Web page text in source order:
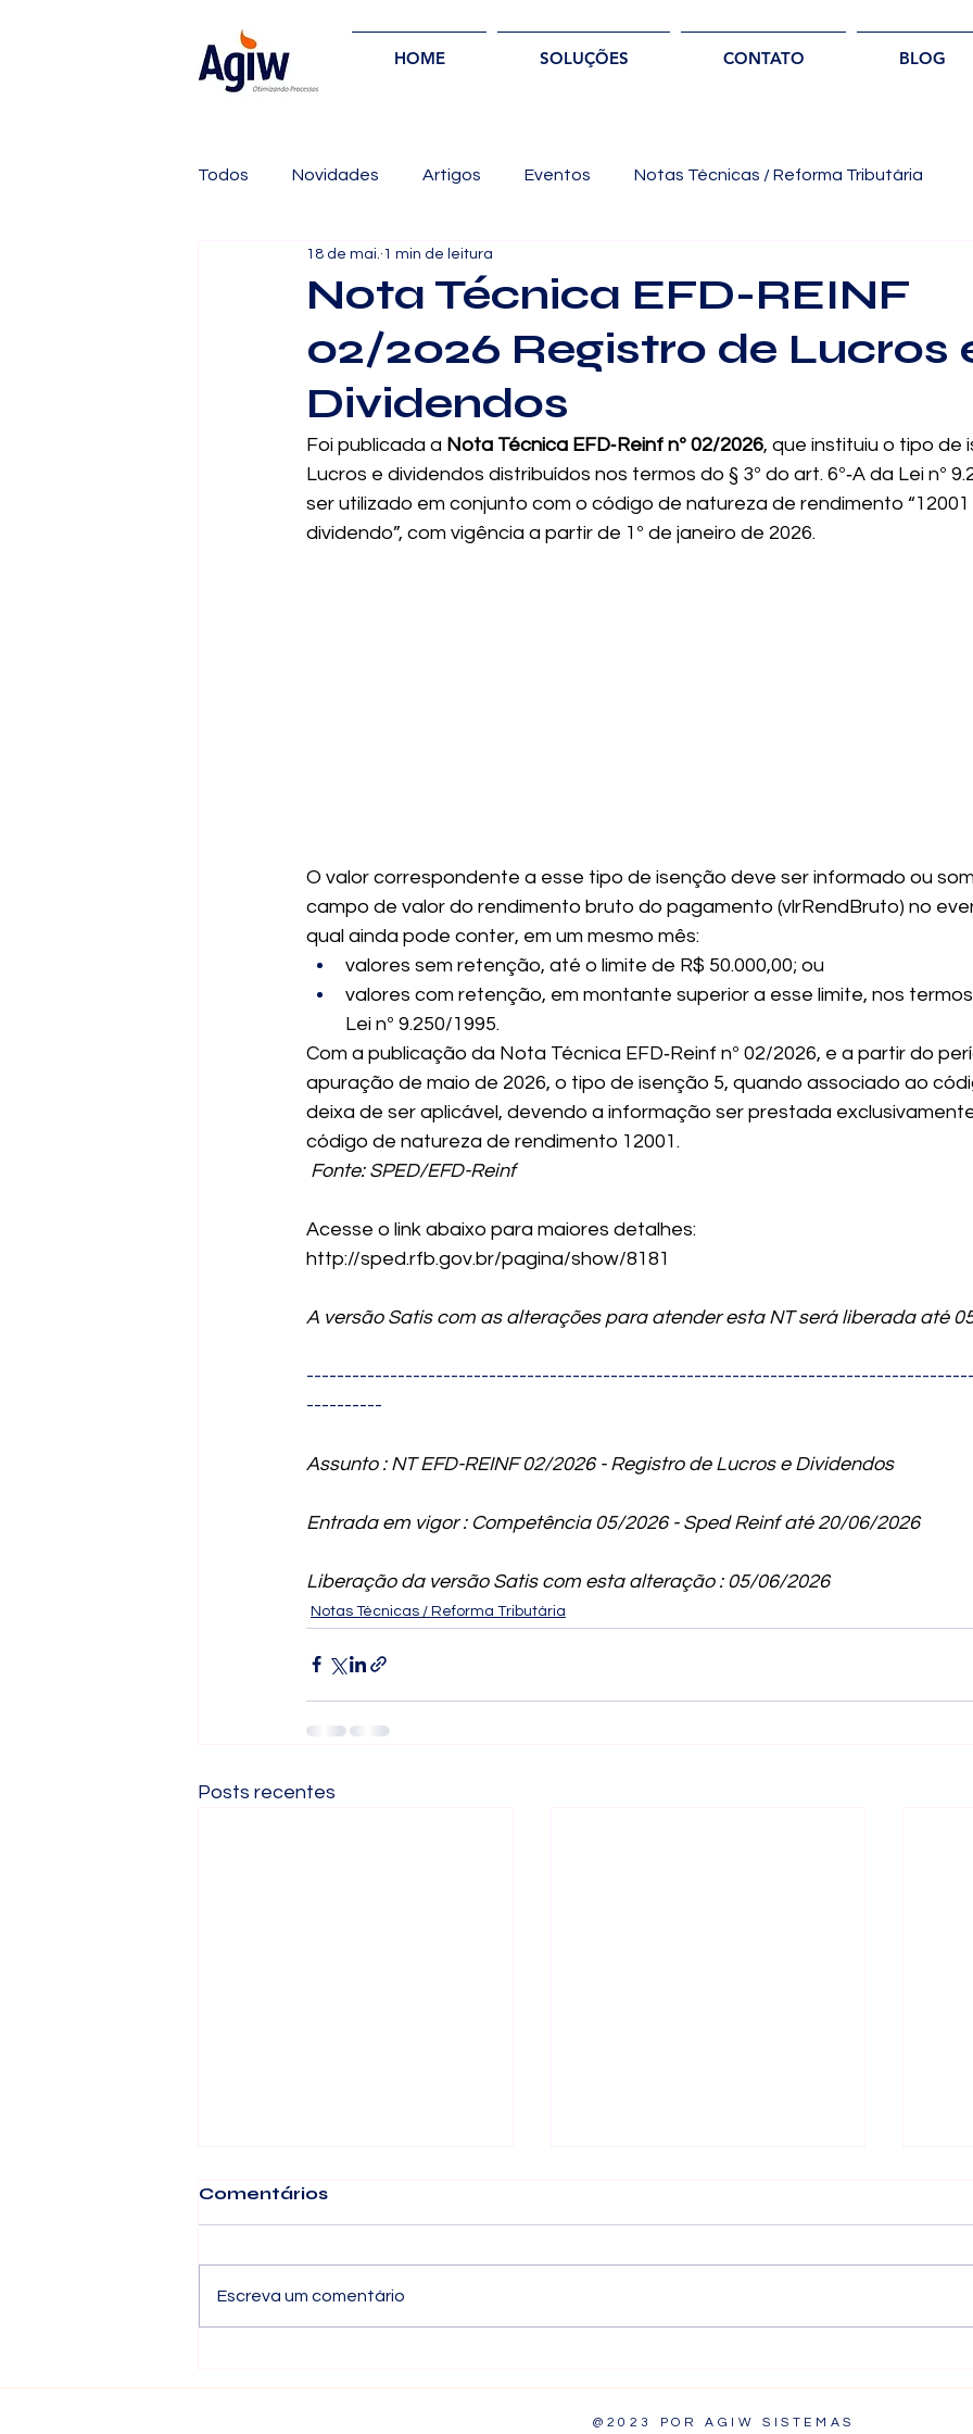
HOME SOLUÇÕES CONTATO BLOG
Todos Novidades Artigos Eventos Notas Técnicas / Reforma Tributária
Nota Técnica EFD-REINF
02/2026 Registro de Lucros
Dividendos
18 de mai. 1 min de leitura
Foi publicada a Nota Técnica EFD‑Reinf nº 02/2026, que instituiu o tipo de
Lucros e dividendos distribuídos nos termos do § 3º do art. 6º‑A da Lei nº
ser utilizado em conjunto com o código de natureza de rendimento
dividendo”, com vigência a partir de 1º de janeiro de 2026.
O valor correspondente a esse tipo de isenção deve ser informado ou
campo de valor do rendimento bruto do pagamento (vlrRendBruto) no
qual ainda pode conter, em um mesmo mês:
valores sem retenção, até o limite de R$ 50.000,00; ou
valores com retenção, em montante superior a esse limite, nos termos
Lei nº 9.250/1995.
Com a publicação da Nota Técnica EFD‑Reinf nº 02/2026, e a partir do
apuração de maio de 2026, o tipo de isenção 5, quando associado ao
deixa de ser aplicável, devendo a informação ser prestada
código de natureza de rendimento 12001.
Fonte: SPED/EFD-Reinf
Acesse o link abaixo para maiores detalhes:
http://sped.rfb.gov.br/pagina/show/8181
A versão Satis com as alterações para atender esta NT será liberada até
----------
Assunto : NT EFD-REINF 02/2026 - Registro de Lucros e Dividendos
Entrada em vigor : Competência 05/2026 - Sped Reinf até 20/06/2026
Liberação da versão Satis com esta alteração : 05/06/2026
Notas Técnicas / Reforma Tributária
Posts recentes
Versão 1.36 Entrada da
alfanumérico
Comentários
Escreva um comentário
@2023 POR AGIW SISTEMAS